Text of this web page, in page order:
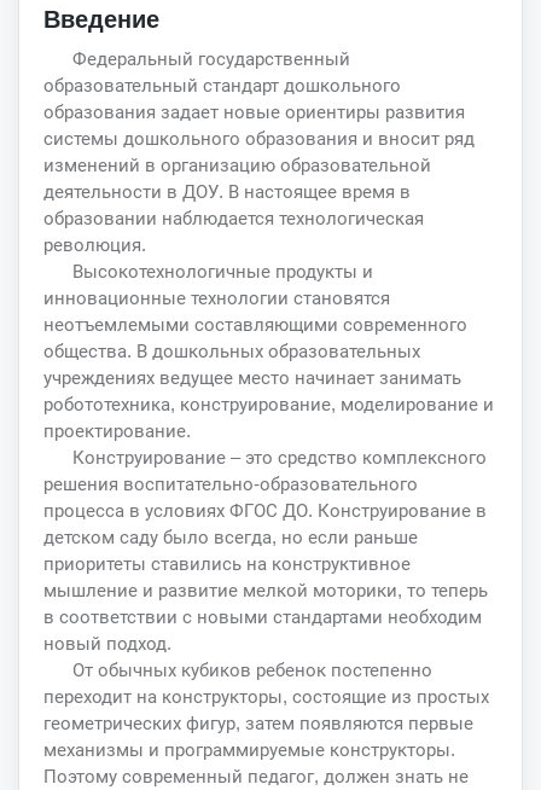
Введение
Федеральный государственный
образовательный стандарт дошкольного
образования задает новые ориентиры развития
системы дошкольного образования и вносит ряд
изменений в организацию образовательной
деятельности в ДОУ. В настоящее время в
образовании наблюдается технологическая
революция.
Высокотехнологичные продукты и
инновационные технологии становятся
неотъемлемыми составляющими современного
общества. В дошкольных образовательных
учреждениях ведущее место начинает занимать
робототехника, конструирование, моделирование и
проектирование.
Конструирование – это средство комплексного
решения воспитательно-образовательного
процесса в условиях ФГОС ДО. Конструирование в
детском саду было всегда, но если раньше
приоритеты ставились на конструктивное
мышление и развитие мелкой моторики, то теперь
в соответствии с новыми стандартами необходим
новый подход.
От обычных кубиков ребенок постепенно
переходит на конструкторы, состоящие из простых
геометрических фигур, затем появляются первые
механизмы и программируемые конструкторы.
Поэтому современный педагог, должен знать не